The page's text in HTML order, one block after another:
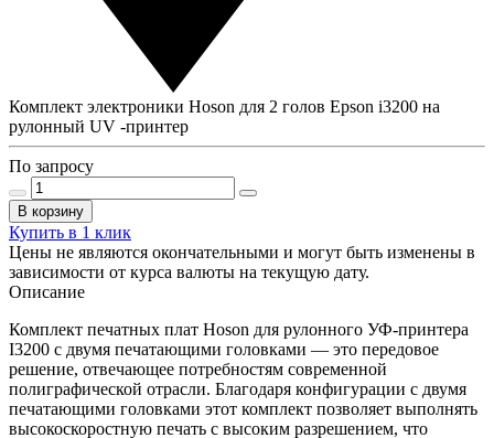
Комплект электроники Hoson для 2 голов Epson i3200 на
рулонный UV -принтер
По запросу
В корзину
Купить в 1 клик
Цены не являются окончательными и могут быть изменены в
зависимости от курса валюты на текущую дату.
Описание
Комплект печатных плат Hoson для рулонного УФ-принтера
I3200 с двумя печатающими головками — это передовое
решение, отвечающее потребностям современной
полиграфической отрасли. Благодаря конфигурации с двумя
печатающими головками этот комплект позволяет выполнять
высокоскоростную печать с высоким разрешением, что